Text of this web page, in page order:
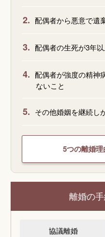
2. 配偶者から悪意で遺
3. 配偶者の生死が3年
4. 配偶者が強度の精神
ないこと
5. その他婚姻を継続し
5つの離婚理
離婚の
協議離婚